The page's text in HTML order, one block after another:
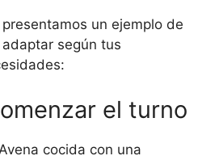
un ejemplo de
según tus
el turno
Avena cocida con una